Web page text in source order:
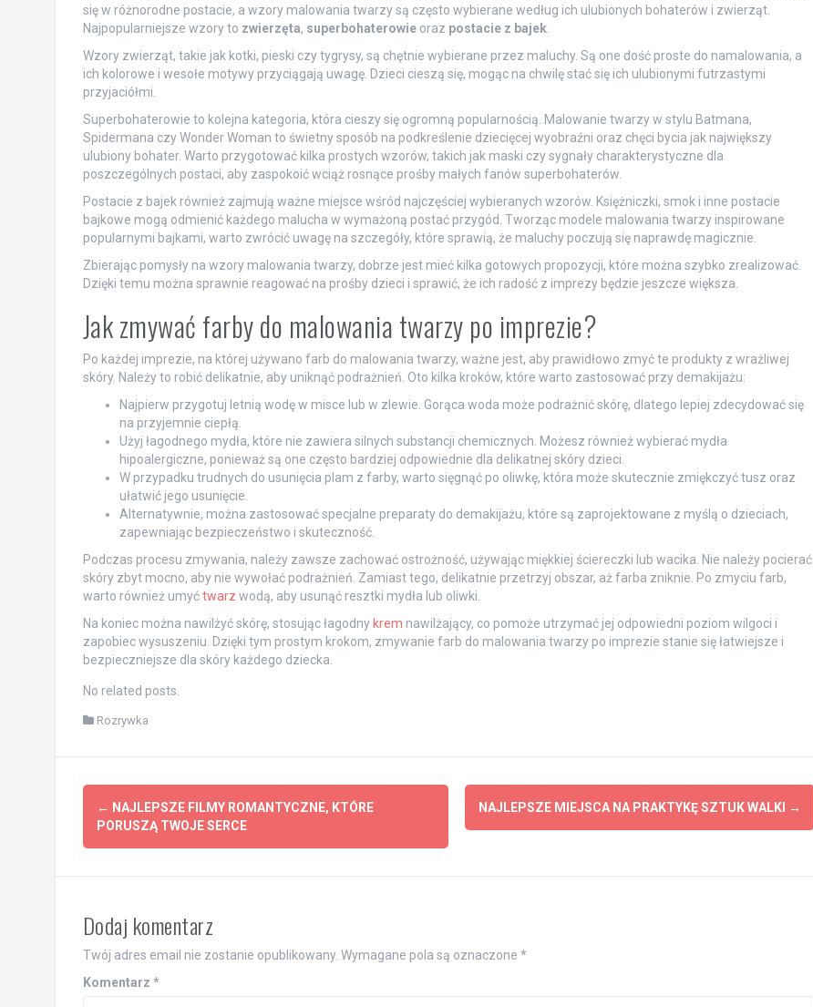
się w różnorodne postacie, a wzory malowania twarzy są często wybierane według ich ulubionych bohaterów i zwierząt.
Najpopularniejsze wzory to zwierzęta, superbohaterowieoraz postacie z bajek.
Wzory zwierząt, takie jak kotki, pieski czy tygrysy, są chętnie wybierane przez maluchy. Są one dość proste do namalowania, a
ich kolorowe i wesołe motywy przyciągają uwagę. Dzieci cieszą się, mogąc na chwilę stać się ich ulubionymi futrzastymi
przyjaciółmi.
Superbohaterowie to kolejna kategoria, która cieszy się ogromną popularnością. Malowanie twarzy w stylu Batmana,
Spidermana czy Wonder Woman to świetny sposób na podkreślenie dziecięcej wyobraźni oraz chęci bycia jak największy
ulubiony bohater. Warto przygotować kilka prostych wzorów, takich jak maski czy sygnały charakterystyczne dla
poszczególnych postaci, aby zaspokoić wciąż rosnące prośby małych fanów superbohaterów.
Postacie z bajek również zajmują ważne miejsce wśród najczęściej wybieranych wzorów. Księżniczki, smok i inne postacie
bajkowe mogą odmienić każdego malucha w wymażoną postać przygód. Tworząc modele malowania twarzy inspirowane
popularnymi bajkami, warto zwrócić uwagę na szczegóły, które sprawią, że maluchy poczują się naprawdę magicznie.
Zbierając pomysły na wzory malowania twarzy, dobrze jest mieć kilka gotowych propozycji, które można szybko zrealizować.
Dzięki temu można sprawnie reagować na prośby dzieci i sprawić, że ich radość z imprezy będzie jeszcze większa.
Jak zmywać farby do malowania twarzy po imprezie?
Po każdej imprezie, na której używano farb do malowania twarzy, ważne jest, aby prawidłowo zmyć te produkty z wrażliwej
skóry. Należy to robić delikatnie, aby uniknąć podrażnień. Oto kilka kroków, które warto zastosować przy demakijażu:
Najpierw przygotuj letnią wodę w misce lub w zlewie. Gorąca woda może podrażnić skórę, dlatego lepiej zdecydować się
na przyjemnie ciepłą.
Użyj łagodnego mydła, które nie zawiera silnych substancji chemicznych. Możesz również wybierać mydła
hipoalergiczne, ponieważ są one często bardziej odpowiednie dla delikatnej skóry dzieci.
W przypadku trudnych do usunięcia plam z farby, warto sięgnąć po oliwkę, która może skutecznie zmiękczyć tusz oraz
ułatwić jego usunięcie.
Alternatywnie, można zastosować specjalne preparaty do demakijażu, które są zaprojektowane z myślą o dzieciach,
zapewniając bezpieczeństwo i skuteczność.
Podczas procesu zmywania, należy zawsze zachować ostrożność, używając miękkiej ściereczki lub wacika. Nie należy pocierać
skóry zbyt mocno, aby nie wywołać podrażnień. Zamiast tego, delikatnie przetrzyj obszar, aż farba zniknie. Po zmyciu farb,
warto również umyćtwarz wodą, aby usunąć resztki mydła lub oliwki.
Na koniec można nawilżyć skórę, stosując łagodny krem nawilżający, co pomoże utrzymać jej odpowiedni poziom wilgoci i
zapobiec wysuszeniu. Dzięki tym prostym krokom, zmywanie farb do malowania twarzy po imprezie stanie się łatwiejsze i
bezpieczniejsze dla skóry każdego dziecka.
No related posts.
Rozrywka
Post
navigation
← NAJLEPSZE FILMY ROMANTYCZNE, KTÓRE
PORUSZĄ TWOJE SERCE
NAJLEPSZE MIEJSCA NA PRAKTYKĘ SZTUK WALKI →
Dodaj komentarz
Twój adres email nie zostanie opublikowany. Wymagane pola są oznaczone *
Komentarz *